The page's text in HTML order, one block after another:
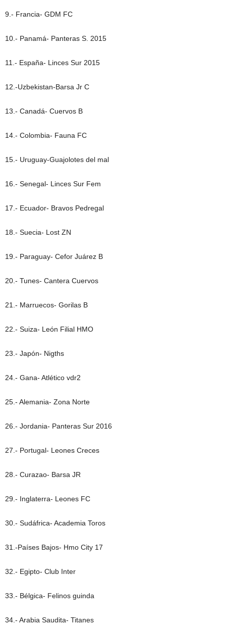
9.- Francia- GDM FC
10.- Panamá- Panteras S. 2015
11.- España- Linces Sur 2015
12.-Uzbekistan-Barsa Jr C
13.- Canadá- Cuervos B
14.- Colombia- Fauna FC
15.- Uruguay-Guajolotes del mal
16.- Senegal- Linces Sur Fem
17.- Ecuador- Bravos Pedregal
18.- Suecia- Lost ZN
19.- Paraguay- Cefor Juárez B
20.- Tunes- Cantera Cuervos
21.- Marruecos- Gorilas B
22.- Suiza- León Filial HMO
23.- Japón- Nigths
24.- Gana- Atlético vdr2
25.- Alemania- Zona Norte
26.- Jordania- Panteras Sur 2016
27.- Portugal- Leones Creces
28.- Curazao- Barsa JR
29.- Inglaterra- Leones FC
30.- Sudáfrica- Academia Toros
31.-Países Bajos- Hmo City 17
32.- Egipto- Club Inter
33.- Bélgica- Felinos guinda
34.- Arabia Saudita- Titanes